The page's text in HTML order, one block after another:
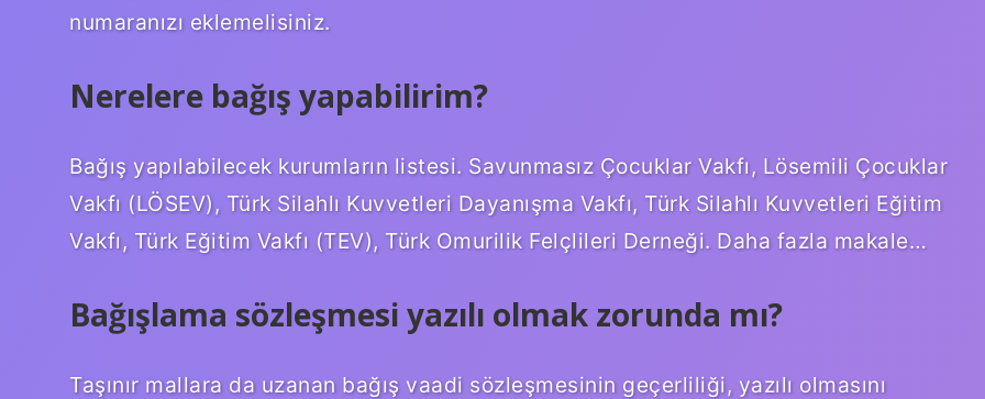
numaranızı eklemelisiniz.
Nerelere bağış yapabilirim?
Bağış yapılabilecek kurumların listesi. Savunmasız Çocuklar Vakfı, Lösemili Çocuklar
Vakfı (LÖSEV), Türk Silahlı Kuvvetleri Dayanışma Vakfı, Türk Silahlı Kuvvetleri Eğitim
Vakfı, Türk Eğitim Vakfı (TEV), Türk Omurilik Felçlileri Derneği. Daha fazla makale…
Bağışlama sözleşmesi yazılı olmak zorunda mı?
Taşınır mallara da uzanan bağış vaadi sözleşmesinin geçerliliği, yazılı olmasını